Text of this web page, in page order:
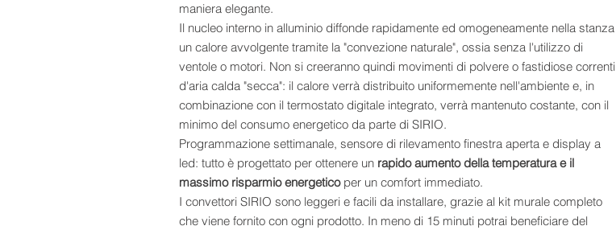
maniera elegante.
Il nucleo interno in alluminio diffonde rapidamente ed omogeneamente nella stanza
un calore avvolgente tramite la "convezione naturale", ossia senza l'utilizzo di
ventole o motori. Non si creeranno quindi movimenti di polvere o fastidiose correnti
d'aria calda "secca": il calore verrà distribuito uniformemente nell'ambiente e, in
combinazione con il termostato digitale integrato, verrà mantenuto costante, con il
minimo del consumo energetico da parte di SIRIO.
Programmazione settimanale, sensore di rilevamento finestra aperta e display a
led: tutto è progettato per ottenere un rapido aumento della temperatura e il
massimo risparmio energeticoper un comfort immediato.
I convettori SIRIO sono leggeri e facili da installare, grazie al kit murale completo
che viene fornito con ogni prodotto. In meno di 15 minuti potrai beneficiare del